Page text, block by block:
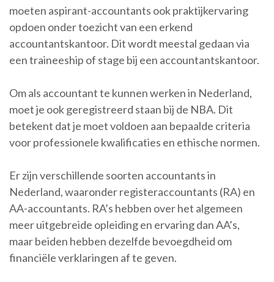
moeten aspirant-accountants ook praktijkervaring
opdoen onder toezicht van een erkend
accountantskantoor. Dit wordt meestal gedaan via
een traineeship of stage bij een accountantskantoor.
Om als accountant te kunnen werken in Nederland,
moet je ook geregistreerd staan bij de NBA. Dit
betekent dat je moet voldoen aan bepaalde criteria
voor professionele kwalificaties en ethische normen.
Er zijn verschillende soorten accountants in
Nederland, waaronder registeraccountants (RA) en
AA-accountants. RA’s hebben over het algemeen
meer uitgebreide opleiding en ervaring dan AA’s,
maar beiden hebben dezelfde bevoegdheid om
financiële verklaringen af te geven.